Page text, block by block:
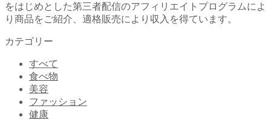
をはじめとした第三者配信のアフィリエイトプログラムによ
り商品をご紹介、適格販売により収入を得ています。
カテゴリー
すべて
食べ物
美容
ファッション
健康